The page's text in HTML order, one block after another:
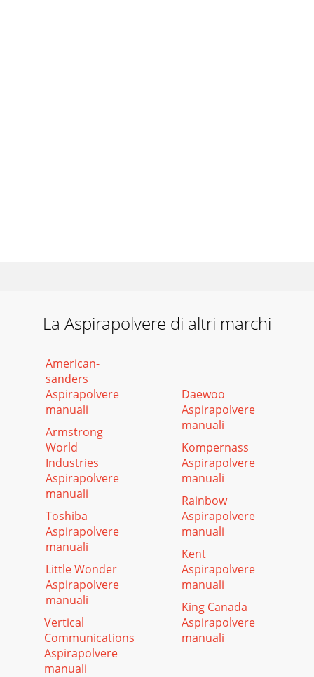
La Aspirapolvere di altri marchi
American-
sanders
Aspirapolvere
manuali
Armstrong
World
Industries
Aspirapolvere
manuali
Toshiba
Aspirapolvere
manuali
Little Wonder
Aspirapolvere
manuali
Vertical
Communications
Aspirapolvere
manuali
Daewoo
Aspirapolvere
manuali
Kompernass
Aspirapolvere
manuali
Rainbow
Aspirapolvere
manuali
Kent
Aspirapolvere
manuali
King Canada
Aspirapolvere
manuali